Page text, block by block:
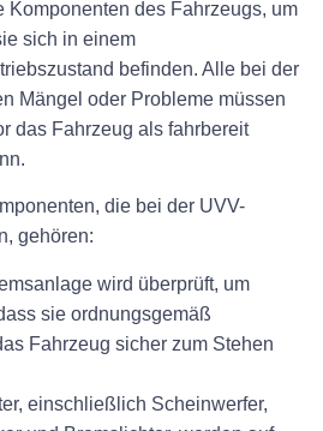
Komponenten des Fahrzeugs, um
sich in einem
befinden. Alle bei der
Mängel oder Probleme müssen
das Fahrzeug als fahrbereit
die bei der UVV-
gehören:
wird überprüft, um
sie ordnungsgemäß
Fahrzeug sicher zum Stehen
einschließlich Scheinwerfer,